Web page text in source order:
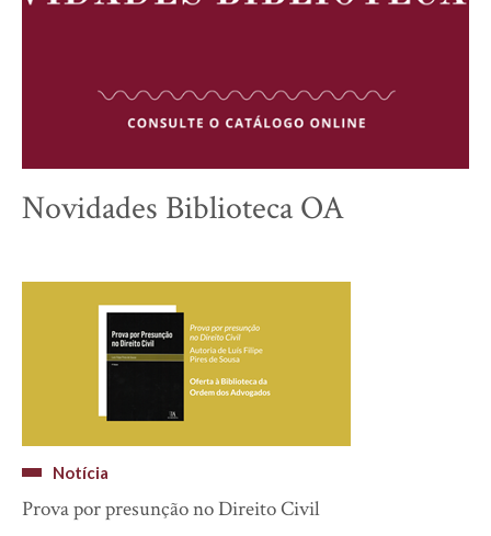
Novidades Biblioteca OA
Notícia
Prova por presunção no Direito Civil